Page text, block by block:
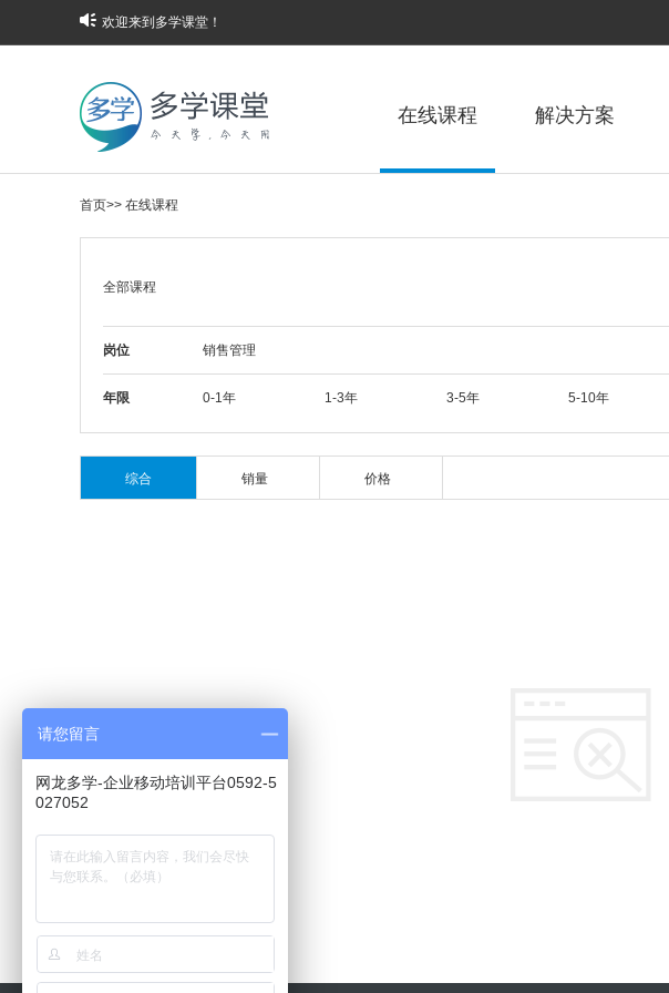
欢迎来到多学课堂！
在线课程 解决方案
首页>> 在线课程
全部课程
岗位 销售管理
年限 0-1年 1-3年 3-5年 5-10年
综合 销量 价格
请您留言
网龙多学-企业移动培训平台0592-5
027052